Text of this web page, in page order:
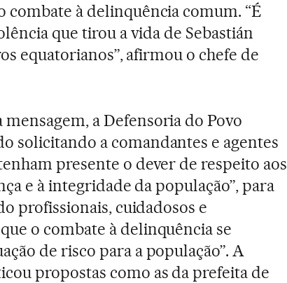
combate à delinquência comum. “É
que tirou a vida de Sebastián
equatorianos”, afirmou o chefe de
a Defensoria do Povo
solicitando a comandantes e agentes
presente o dever de respeito aos
e à integridade da população”, para
profissionais, cuidadosos e
o combate à delinquência se
de risco para a população”. A
propostas como as da prefeita de